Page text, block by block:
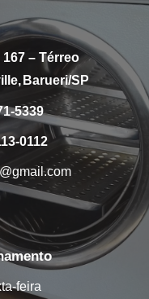
167 – Térreo
Barueri/SP
5339
0112
feira